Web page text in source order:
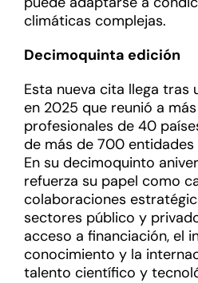
climáticas complejas.
Decimoquinta edición
Esta nueva cita llega tras
en 2025 que reunió a
profesionales de 40
de más de 700
En su decimoquinto
refuerza su papel como
colaboraciones
sectores público y
acceso a financiación, el
conocimiento y la
talento científico y